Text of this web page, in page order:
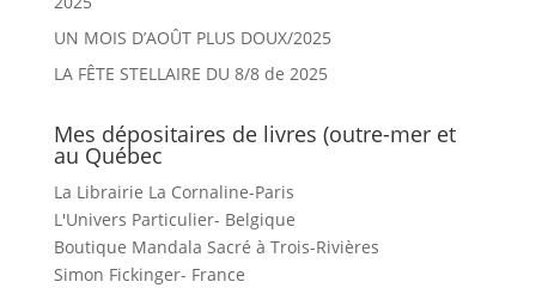
UN MOIS D’AOÛT PLUS DOUX/2025
LA FÊTE STELLAIRE DU 8/8 de 2025
Mes dépositaires de livres (outre-mer et
au Québec
La Librairie La Cornaline-Paris
L'Univers Particulier- Belgique
Boutique Mandala Sacré à Trois-Rivières
Simon Fickinger- France